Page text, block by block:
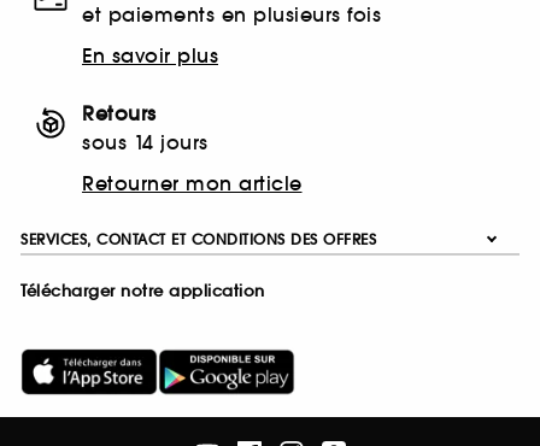
et paiements en plusieurs fois
En savoir plus
Retours
sous 14 jours
Retourner mon article
SERVICES, CONTACT ET CONDITIONS DES OFFRES
Télécharger notre application